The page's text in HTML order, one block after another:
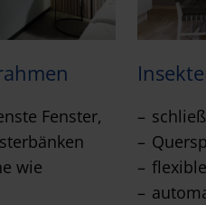
Fenster,
wie